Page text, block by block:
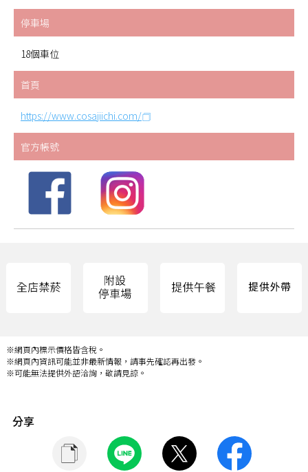
停車場
18個車位
首頁
https://www.cosajiichi.com/
官方帳號
※網頁內標示價格皆含稅。
※網頁內資訊可能並非最新情報，請事先確認再出發。
※可能無法提供外語洽詢，敬請見諒。
分享